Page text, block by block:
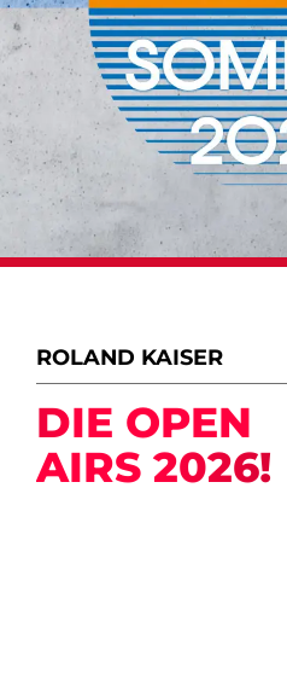
ROLAND KAISER
DIE OPEN
AIRS 2026!